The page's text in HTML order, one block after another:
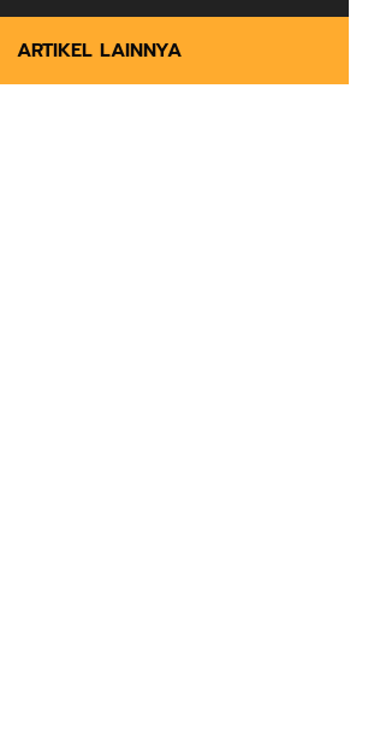
ARTIKEL LAINNYA